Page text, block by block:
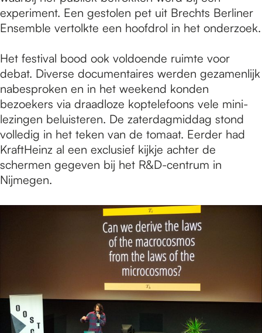
experiment. Een gestolen pet uit Brechts Berliner
Ensemble vertolkte een hoofdrol in het onderzoek.
Het festival bood ook voldoende ruimte voor
debat. Diverse documentaires werden gezamenlijk
nabesproken en in het weekend konden
bezoekers via draadloze koptelefoons vele mini-
lezingen beluisteren. De zaterdagmiddag stond
volledig in het teken van de tomaat. Eerder had
KraftHeinz al een exclusief kijkje achter de
schermen gegeven bij het R&D-centrum in
Nijmegen.